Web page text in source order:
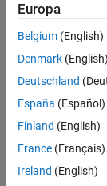
Europa
Belgium (English)
Denmark (English)
Deutschland
España (Español)
Finland (English)
France (Français)
Ireland (English)
Centro di fiducia
Antipirateria
© 1994-2026